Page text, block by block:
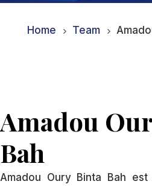
Home 5 Team 5
Amadou
Bah
Amadou Oury Binta Bah